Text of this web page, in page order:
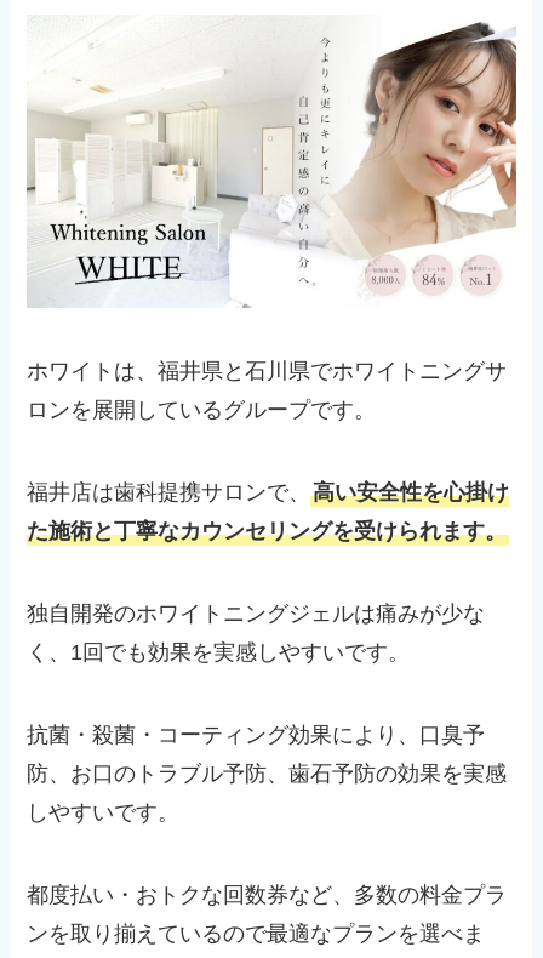
ホワイトは、福井県と石川県でホワイトニングサ
ロンを展開しているグループです。
福井店は歯科提携サロンで、高い安全性を心掛け
た施術と丁寧なカウンセリングを受けられます。
独自開発のホワイトニングジェルは痛みが少な
く、1回でも効果を実感しやすいです。
抗菌・殺菌・コーティング効果により、口臭予
防、お口のトラブル予防、歯石予防の効果を実感
しやすいです。
都度払い・おトクな回数券など、多数の料金プラ
ンを取り揃えているので最適なプランを選べま